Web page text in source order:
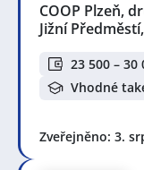
COOP Plzeň,
Jižní
23 500 – 30
Vhodné
Zveřejněno: 3.